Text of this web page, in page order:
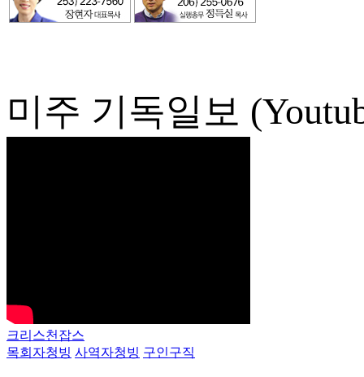
미주 기독일보
크리스천잡스
목회자청빙 사역자청빙 구인구직